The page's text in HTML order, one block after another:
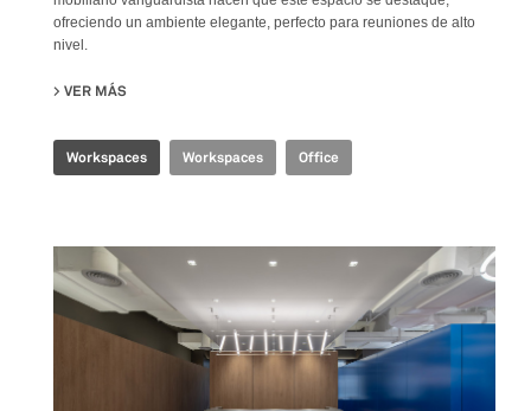
ofreciendo un ambiente elegante, perfecto para reuniones de alto
nivel.
VER MÁS
Workspaces Workspaces Office